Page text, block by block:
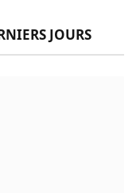
JOURS